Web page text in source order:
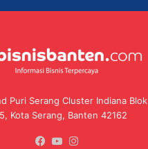
Puri Serang Cluster Indiana Blok
Kota Serang, Banten 42162
Facebook
YouTube